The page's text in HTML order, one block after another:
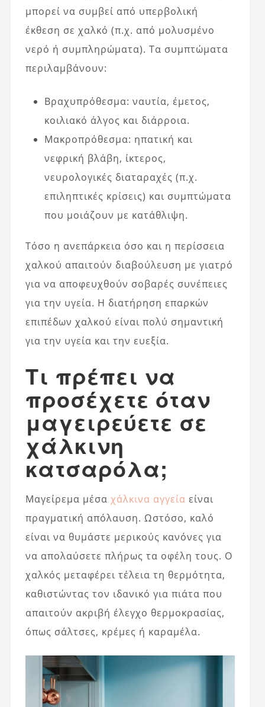
μπορεί να συμβεί από υπερβολική
έκθεση σε χαλκό (π.χ. από μολυσμένο
νερό ή συμπληρώματα). Τα συμπτώματα
περιλαμβάνουν:
Βραχυπρόθεσμα: ναυτία, έμετος,
κοιλιακό άλγος και διάρροια.
Μακροπρόθεσμα: ηπατική και
νεφρική βλάβη, ίκτερος,
νευρολογικές διαταραχές (π.χ.
επιληπτικές κρίσεις) και συμπτώματα
που μοιάζουν με κατάθλιψη.
Τόσο η ανεπάρκεια όσο και η περίσσεια
χαλκού απαιτούν διαβούλευση με γιατρό
για να αποφευχθούν σοβαρές συνέπειες
για την υγεία. Η διατήρηση επαρκών
επιπέδων χαλκού είναι πολύ σημαντική
για την υγεία και την ευεξία.
Τι πρέπει να
προσέχετε όταν
μαγειρεύετε σε
χάλκινη
κατσαρόλα;
Μαγείρεμα μέσα χάλκινα αγγεία είναι
πραγματική απόλαυση. Ωστόσο, καλό
είναι να θυμάστε μερικούς κανόνες για
να απολαύσετε πλήρως τα οφέλη τους. Ο
χαλκός μεταφέρει τέλεια τη θερμότητα,
καθιστώντας τον ιδανικό για πιάτα που
απαιτούν ακριβή έλεγχο θερμοκρασίας,
όπως σάλτσες, κρέμες ή καραμέλα.